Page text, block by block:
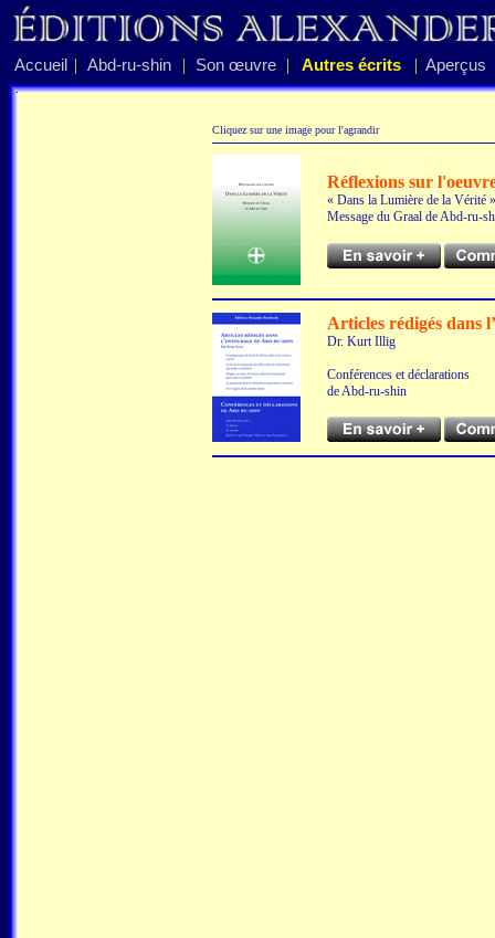
Accueil | Abd-ru-shin | Son œuvre | Autres écrits | Aperçus
Cliquez sur une image pour l'agrandir
Réflexions sur
« Dans la Lumière de la Vérité »
Message du Graal de Abd-ru-
Articles rédigés dans
Dr. Kurt Illig
Conférences et déclarations
de Abd-ru-shin